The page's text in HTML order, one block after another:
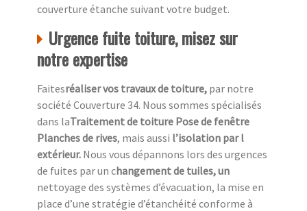
couverture étanche suivant votre budget.
Urgence fuite toiture, misez sur
notre expertise
Faitesréaliser vos travaux de toiture, par notre
société Couverture 34. Nous sommes spécialisés
dans laTraitement de toiture Pose de fenêtre
Planches de rives, mais aussi l’isolation par l
extérieur. Nous vous dépannons lors des urgences
de fuites par un changement de tuiles, un
nettoyage des systèmes d’évacuation, la mise en
place d’une stratégie d’étanchéité conforme à